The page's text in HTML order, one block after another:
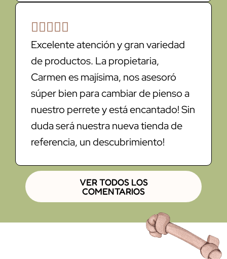
    
Excelente atención y gran variedad
de productos. La propietaria,
Carmen es majísima, nos asesoró
súper bien para cambiar de pienso a
nuestro perrete y está encantado! Sin
duda será nuestra nueva tienda de
referencia, un descubrimiento!
VER TODOS LOS
COMENTARIOS